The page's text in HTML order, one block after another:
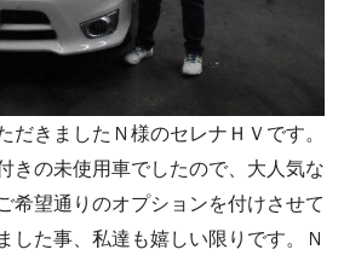
きましたＮ様のセレナＨＶです。
きの未使用車でしたので、大人気な
希望通りのオプションを付けさせて
した事、私達も嬉しい限りです。Ｎ